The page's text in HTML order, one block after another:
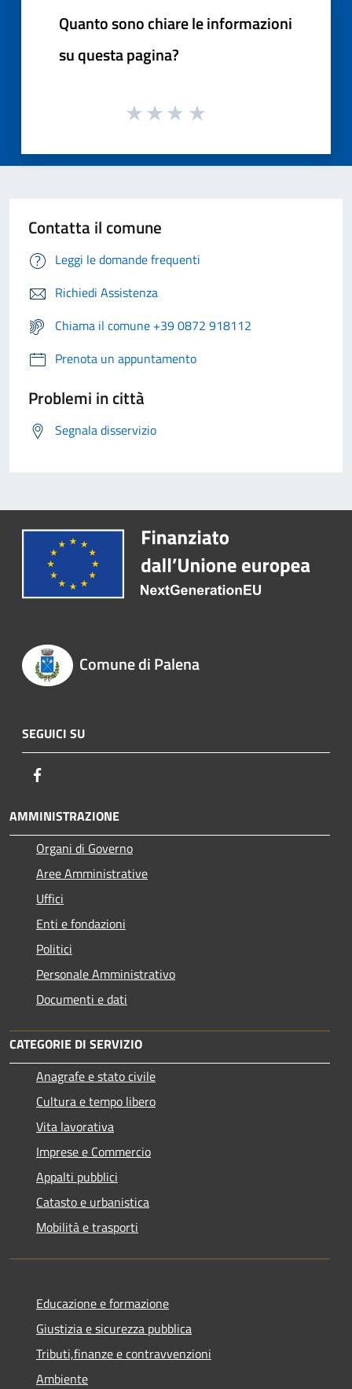
Quanto sono chiare le informazioni
su questa pagina?
Contatta il comune
Leggi le domande frequenti
Richiedi Assistenza
Chiama il comune +39 0872 918112
Prenota un appuntamento
Problemi in città
Segnala disservizio
Comune di Palena
SEGUICI SU
AMMINISTRAZIONE
Organi di Governo
Aree Amministrative
Uffici
Enti e fondazioni
Politici
Personale Amministrativo
Documenti e dati
CATEGORIE DI SERVIZIO
Anagrafe e stato civile
Cultura e tempo libero
Vita lavorativa
Imprese e Commercio
Appalti pubblici
Catasto e urbanistica
Mobilità e trasporti
Educazione e formazione
Giustizia e sicurezza pubblica
Tributi,finanze e contravvenzioni
Ambiente